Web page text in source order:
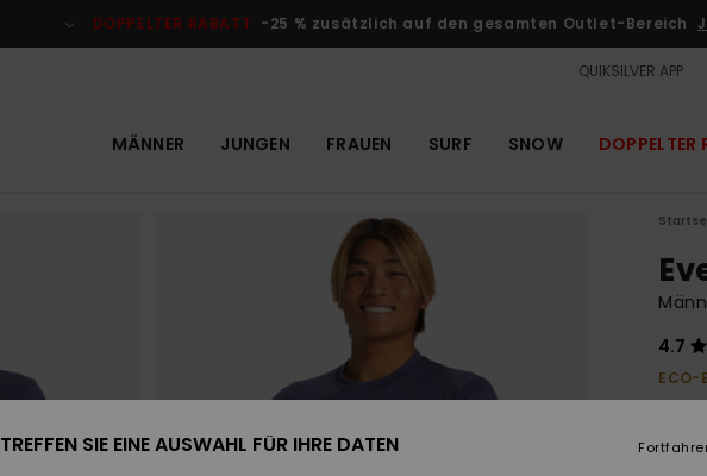
DOPPELTER RABATT -25 % zusätzlich auf den gesamten Outlet-Bereich
QUIKSILVER APP
MÄNNER JUNGEN FRAUEN SURF SNOW DOPPELTER
4.7
ECO-
TREFFEN SIE EINE AUSWAHL FÜR IHRE DATEN